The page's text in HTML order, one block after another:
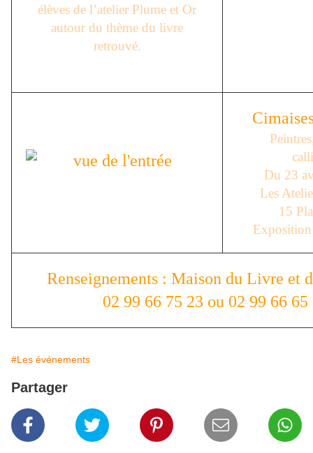
élèves de l’atelier Plume et Or
autour du thème du livre
retrouvé.
Du 23
Les
15
Exposition
Renseignements : Maison du Livre et
02 99 66 75 23 ou 02 99 66
#Les événements
Partager